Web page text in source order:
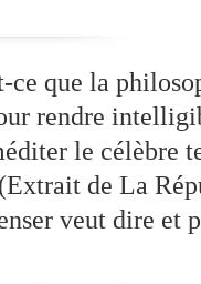
ce que la
rendre
le célèbre
de La
veut dire et